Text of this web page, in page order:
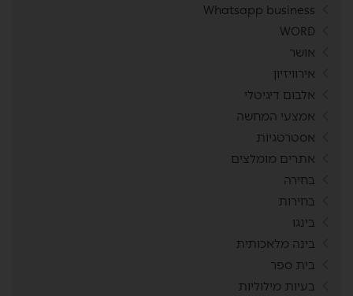
Whatsapp business
WORD
אושר
אירוויזיון
אלבום דיגיטלי
אמצעי המחשה
אסטרטגיות
אתרים מומלצים
בחירה
בחירות
בינגו
בינה מלאכותית
בית ספר
בעיות מילוליות